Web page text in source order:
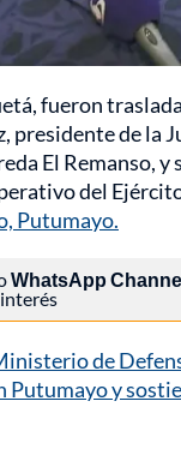
fueron
presidente de la
El Remanso, y
del
Putumayo.
WhatsApp
de
Putumayo y